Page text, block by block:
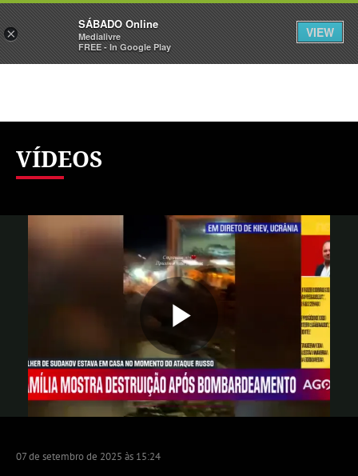
Sábado Assine Iniciar Sessão
VÍDEOS
07 de setembro de 2025 às 15:24
×
SÁBADO Online
Medialivre
FREE - In Google Play
VIEW